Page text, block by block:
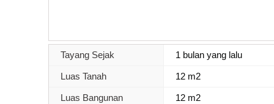
Tayang Sejak 1 bulan yang lalu
Luas Tanah 12 m2
Luas Bangunan 12 m2